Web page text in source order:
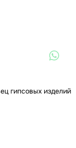
гипсовых изделий